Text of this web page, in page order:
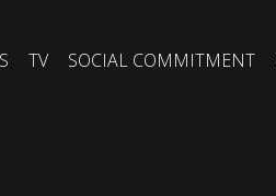
TV SOCIAL COMMITMENT